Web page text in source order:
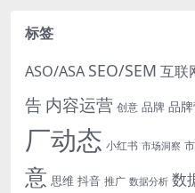
标签
ASO/ASA SEO/SEM 互联
告 内容运营 创意 品牌 品
厂动态 小红书 市场洞察
意 思维 抖音 推广 数据分析 数